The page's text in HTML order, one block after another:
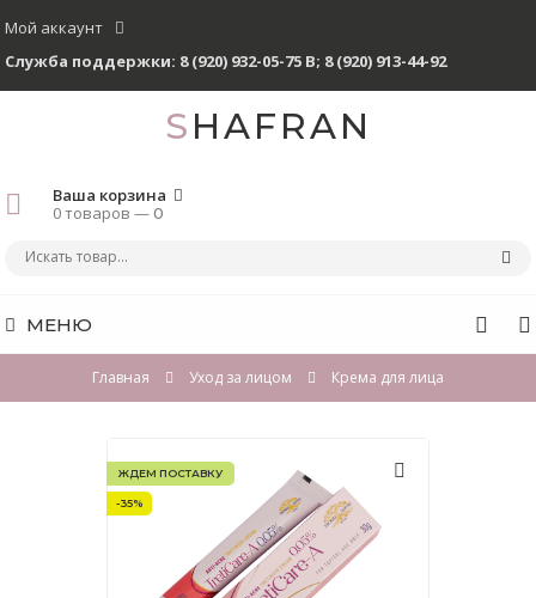
Мой аккаунт
Служба поддержки: 8 (920) 932-05-75 В; 8 (920) 913-44-92
SHAFRAN
Ваша корзина
0 товаров —0
МЕНЮ
Главная Уход за лицом Крема для лица
ЖДЕМ ПОСТАВКУ
-35%